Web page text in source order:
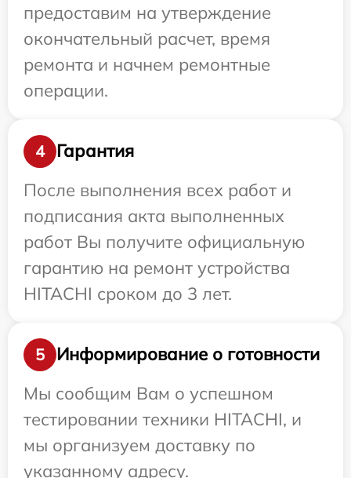
предоставим на утверждение
окончательный расчет, время
ремонта и начнем ремонтные
операции.
4
Гарантия
После выполнения всех работ и
подписания акта выполненных
работ Вы получите официальную
гарантию на ремонт устройства
HITACHI сроком до 3 лет.
5
Информирование о готовности
Мы сообщим Вам о успешном
тестировании техники HITACHI, и
мы организуем доставку по
указанному адресу.